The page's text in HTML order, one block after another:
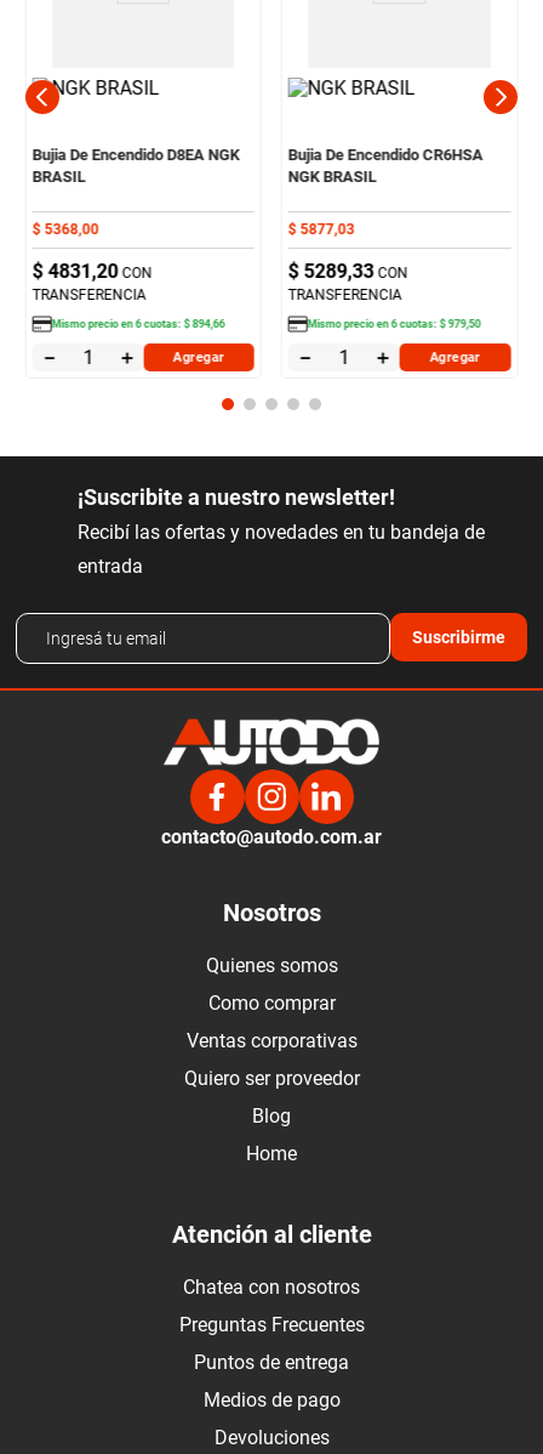
Bujia De Encendido D8EA NGK
BRASIL
$ 5368,00
$ 4831,20 CON
TRANSFERENCIA
Mismo precio en6cuotas:$ 894,66
＋
－ Agregar
Bujia De Encendido CR6HSA
NGK BRASIL
$ 5877,03
$ 5289,33 CON
TRANSFERENCIA
Mismo precio en6cuotas:$ 979,50
＋
－ Agregar
¡Suscribite a nuestro newsletter!
Recibí las ofertas y novedades en tu bandeja de
entrada
Suscribirme
contacto@autodo.com.ar
Nosotros
Quienes somos
Como comprar
Ventas corporativas
Quiero ser proveedor
Blog
Home
Atención al cliente
Chatea con nosotros
Preguntas Frecuentes
Puntos de entrega
Medios de pago
Devoluciones